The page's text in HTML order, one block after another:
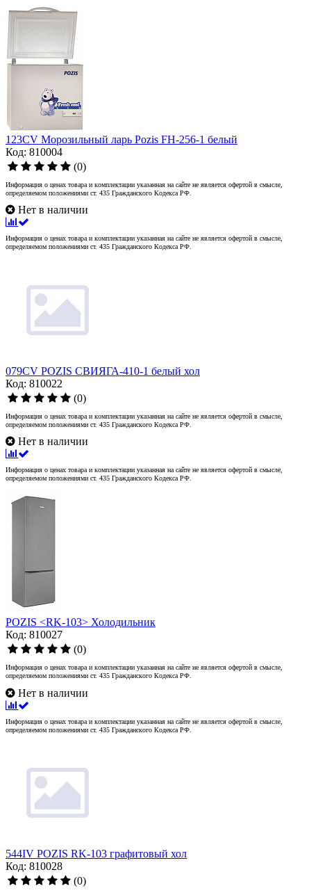
123CV Морозильный ларь Pozis FH-256-1 белый
Код: 810004
(0)
Информация о ценах товара и комплектации указанная на сайте не является офертой в смысле,
определяемом положениями ст. 435 Гражданского Кодекса РФ.
Нет в наличии
Информация о ценах товара и комплектации указанная на сайте не является офертой в смысле,
определяемом положениями ст. 435 Гражданского Кодекса РФ.
079CV POZIS СВИЯГА-410-1 белый хол
Код: 810022
(0)
Информация о ценах товара и комплектации указанная на сайте не является офертой в смысле,
определяемом положениями ст. 435 Гражданского Кодекса РФ.
Нет в наличии
Информация о ценах товара и комплектации указанная на сайте не является офертой в смысле,
определяемом положениями ст. 435 Гражданского Кодекса РФ.
POZIS <RK-103> Холодильник
Код: 810027
(0)
Информация о ценах товара и комплектации указанная на сайте не является офертой в смысле,
определяемом положениями ст. 435 Гражданского Кодекса РФ.
Нет в наличии
Информация о ценах товара и комплектации указанная на сайте не является офертой в смысле,
определяемом положениями ст. 435 Гражданского Кодекса РФ.
544IV POZIS RK-103 графитовый хол
Код: 810028
(0)